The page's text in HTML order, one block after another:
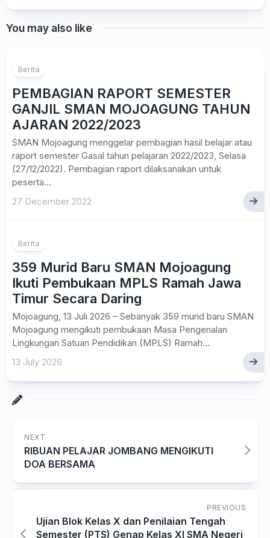
You may also like
Berita
PEMBAGIAN RAPORT SEMESTER
GANJIL SMAN MOJOAGUNG TAHUN
AJARAN 2022/2023
SMAN Mojoagung menggelar pembagian hasil belajar atau
raport semester Gasal tahun pelajaran 2022/2023, Selasa
(27/12/2022). Pembagian raport dilaksanakan untuk
peserta...
27 December 2022
Berita
359 Murid Baru SMAN Mojoagung
Ikuti Pembukaan MPLS Ramah Jawa
Timur Secara Daring
Mojoagung, 13 Juli 2026 – Sebanyak 359 murid baru SMAN
Mojoagung mengikuti pembukaan Masa Pengenalan
Lingkungan Satuan Pendidikan (MPLS) Ramah...
13 July 2026
NEXT
RIBUAN PELAJAR JOMBANG MENGIKUTI
DOA BERSAMA
PREVIOUS
Ujian Blok Kelas X dan Penilaian Tengah
Semester (PTS) Genap Kelas XI SMA Negeri